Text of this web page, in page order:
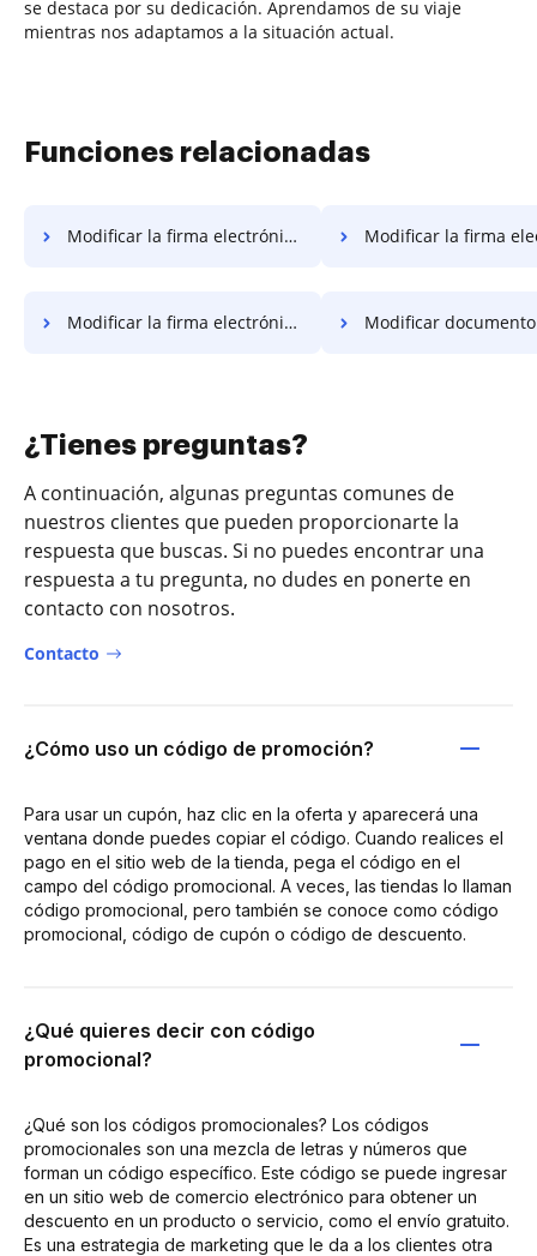
se destaca por su dedicación. Aprendamos de su viaje
mientras nos adaptamos a la situación actual.
Funciones relacionadas
Modificar la firma electrónicamente del documento en el sitio web Modificar la firma electrónicamente del
Modificar la firma electrónicamente del documento en Internet Explorer Modificar documento para firmar electrónicamente
¿Tienes preguntas?
A continuación, algunas preguntas comunes de
nuestros clientes que pueden proporcionarte la
respuesta que buscas. Si no puedes encontrar una
respuesta a tu pregunta, no dudes en ponerte en
contacto con nosotros.
Contacto
¿Cómo uso un código de promoción?
Para usar un cupón, haz clic en la oferta y aparecerá una
ventana donde puedes copiar el código. Cuando realices el
pago en el sitio web de la tienda, pega el código en el
campo del código promocional. A veces, las tiendas lo llaman
código promocional, pero también se conoce como código
promocional, código de cupón o código de descuento.
¿Qué quieres decir con código
promocional?
¿Qué son los códigos promocionales? Los códigos
promocionales son una mezcla de letras y números que
forman un código específico. Este código se puede ingresar
en un sitio web de comercio electrónico para obtener un
descuento en un producto o servicio, como el envío gratuito.
Es una estrategia de marketing que le da a los clientes otra